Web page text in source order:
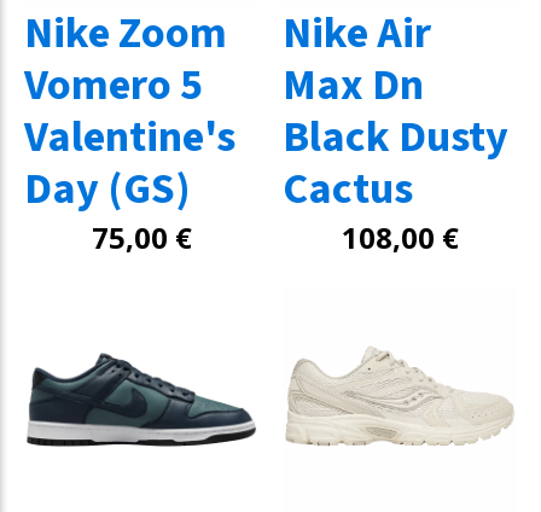
Nike Zoom
Vomero 5
Valentine's
Day (GS)
75,00 €
Nike Air
Max Dn
Black Dusty
Cactus
108,00 €